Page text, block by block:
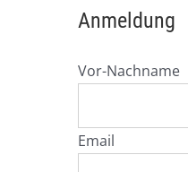
Anmeldung
Vor-Nachname
Email